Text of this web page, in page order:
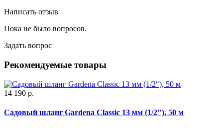
Написать отзыв
Пока не было вопросов.
Задать вопрос
Рекомендуемые товары
14 190 р.
Садовый шланг Gardena Classic 13 мм (1/2"), 50 м